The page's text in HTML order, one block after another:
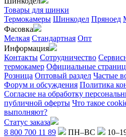
Товары для шинки
Термокамеры Шинкодел Пряноед
Фасовка
Мелкая Стандартная Опт
Информация
Контакты Сотрудничество
термокамер Официальные
Розница Оптовый раздел Частые
Форум и обсуждения Политика
Согласие на обработку
публичной оферты Что такое
выполняют?
Статус заказа
8 800 700 11 89
ПН–ВС